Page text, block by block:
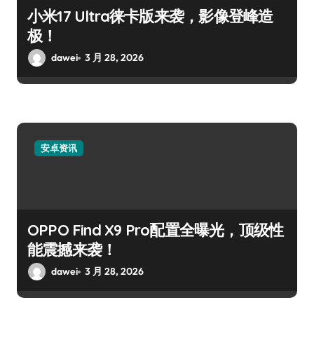
小米17 Ultra徕卡版来袭，影像登峰造
极！
dawei 3 月 28, 2026
安卓资讯
OPPO Find X9 Pro配置全曝光，顶级性
能震撼来袭！
dawei 3 月 28, 2026